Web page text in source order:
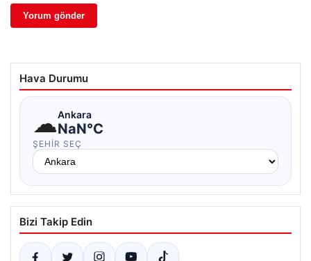
Hava Durumu
☁Ankara
NaN°C
ŞEHIR SEÇ
Bizi Takip Edin